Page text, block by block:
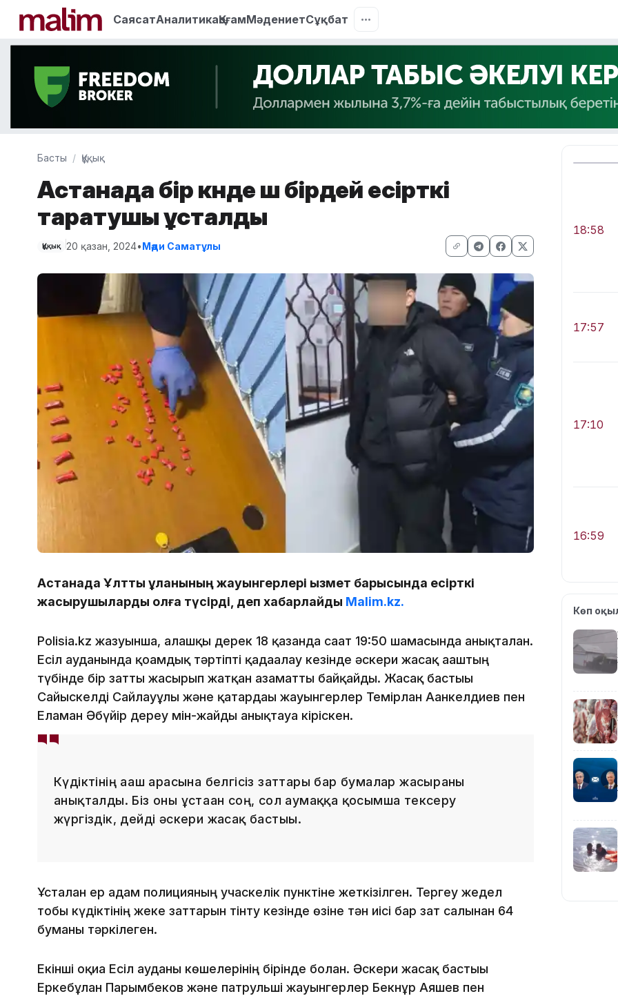
СаясатАналитикаҚоғамМәдениетСұқбат
Басты Құқық
Астанада бір күнде үш бірдей есірткі
таратушы ұсталды
Құқық 20 қазан, 2024•Мәди Саматұлы
Астанада Ұлттық ұланының жауынгерлері қызмет барысында есірткі
жасырушыларды қолға түсірді, деп хабарлайды Malim.kz.
Polisia.kz жазуынша, алғашқы дерек 18 қазанда сағат 19:50 шамасында анықталған.
Есіл ауданында қоғамдық тәртіпті қадағалау кезінде әскери жасақ ағаштың
түбінде бір затты жасырып жатқан азаматты байқайды. Жасақ бастығы
Сайыскелді Сайлауұлы және қатардағы жауынгерлер Темірлан Ағанкелдиев пен
Еламан Әбүйір дереу мін-жайды анықтауға кіріскен.
Күдіктінің ағаш арасына белгісіз заттары бар бумалар жасырғаны
анықталды. Біз оны ұстаған соң, сол аумаққа қосымша тексеру
жүргіздік, дейді әскери жасақ бастығы.
Ұсталған ер адам полицияның учаскелік пунктіне жеткізілген. Тергеу жедел
тобы күдіктінің жеке заттарын тінту кезінде өзіне тән иісі бар зат салынған 64
буманы тәркілеген.
Екінші оқиға Есіл ауданы көшелерінің бірінде болған. Әскери жасақ бастығы
Еркебұлан Парымбеков және патрульші жауынгерлер Бекнұр Аяшев пен
18:58
17:57
17:10
16:59
15:55
14:26
Көп